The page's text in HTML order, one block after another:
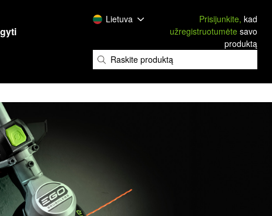
Lietuva Prisijunkite, kad
užregistruotumėte savo
produktą